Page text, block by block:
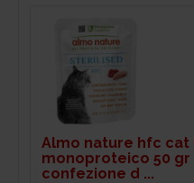
Almo nature hfc
monoproteico 50
confezione d ...